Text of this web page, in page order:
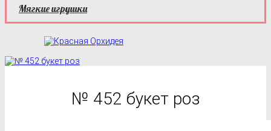
Мягкие игрушки
№ 452 букет роз